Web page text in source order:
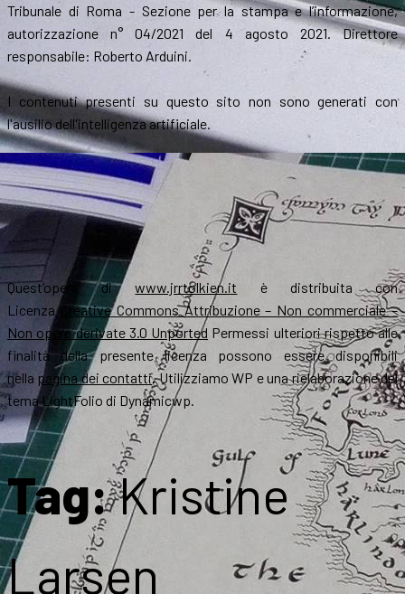
Tribunale di Roma - Sezione per la stampa e l’informazione,
autorizzazione n° 04/2021 del 4 agosto 2021. Direttore
responsabile: Roberto Arduini.
I contenuti presenti su questo sito non sono generati con
l'ausilio dell'intelligenza artificiale.
Quest’opera diwww.jrrtolkien.it è distribuita con
Licenza Creative Commons Attribuzione – Non commerciale –
Non opere derivate 3.0 Unported Permessi ulteriori rispetto alle
finalità della presente licenza possono essere disponibili
nella pagina dei contatti. Utilizziamo WP e una rielaborazione del
tema LightFolio di Dynamicwp.
Tag:Kristine
Larsen